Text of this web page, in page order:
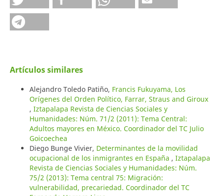
Artículos similares
Alejandro Toledo Patiño, Francis Fukuyama, Los
Orígenes del Orden Político, Farrar, Straus and Giroux
, Iztapalapa Revista de Ciencias Sociales y
Humanidades: Núm. 71/2 (2011): Tema Central:
Adultos mayores en México. Coordinador del TC Julio
Goicoechea
Diego Bunge Vivier, Determinantes de la movilidad
ocupacional de los inmigrantes en España , Iztapalapa
Revista de Ciencias Sociales y Humanidades: Núm.
75/2 (2013): Tema central 75: Migración:
vulnerabilidad, precariedad. Coordinador del TC